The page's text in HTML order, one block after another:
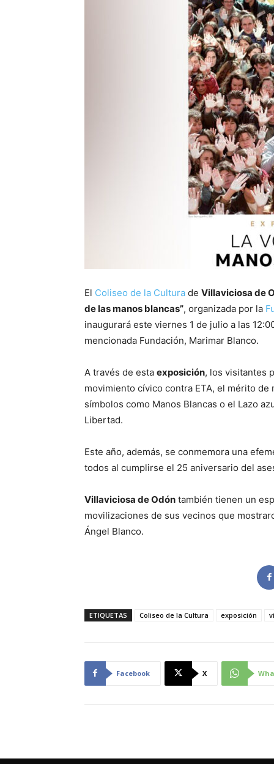
El Coliseo de la Cultura de Villaviciosa de
de las manos blancas”, organizada por la
inaugurará este viernes 1 de julio a las
mencionada Fundación, Marimar Blanco.
A través de esta exposición, los visitantes
movimiento cívico contra ETA, el mérito
símbolos como Manos Blancas o el Lazo
Libertad.
Este año, además, se conmemora una
todos al cumplirse el 25 aniversario del
Villaviciosa de Odón también tienen un
movilizaciones de sus vecinos que
Ángel Blanco.
ETIQUETAS Coliseo de la Cultura exposición
Facebook X